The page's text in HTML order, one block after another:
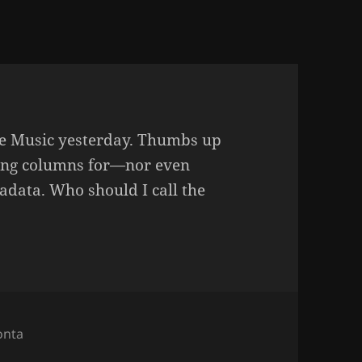
Music yesterday. Thumbs up
columns for—nor even
Who should I call the